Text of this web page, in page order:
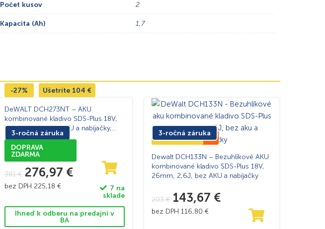
Počet kusov 2
Kapacita (Ah) 1,7
3-ročná záruka
-27% Ušetríte 104 €
DeWALT DCH273NT – AKU
kombinované kladivo SDS-Plus 18V,
bezuhlíkové, bez AKU a nabíjačky,
kufor TSTAK™
DOPRAVA
ZDARMA
381€ 276,97 €
bez DPH 225,18 €
7 na
sklade
Ihneď k odberu na predajni v
BA
3-ročná záruka
TOP CENA -29%
Ušetríte59€
Dewalt DCH133N – Bezuhlíkové AKU
kombinované kladivo SDS-Plus 18V,
26mm, 2,6J, bez AKU a nabíjačky
203€ 143,67 €
bez DPH 116,80 €